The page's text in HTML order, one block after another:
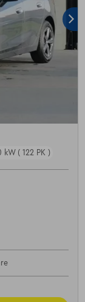
kW ( 122 PK )